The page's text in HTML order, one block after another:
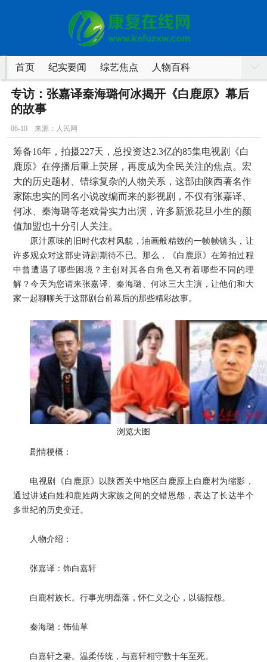
首页 纪实要闻 综艺焦点
人物百科
游戏资讯
靓图看点 访谈在线
舆情监督
网上举报
专访：张嘉译秦海璐何冰揭开《白鹿原》幕后
的故事
06-10 来源：人民网
筹备16年，拍摄227天，总投资达2.3亿的85集电视剧《白
鹿原》在停播后重上荧屏，再度成为全民关注的焦点。宏
大的历史题材、错综复杂的人物关系，这部由陕西著名作
家陈忠实的同名小说改编而来的影视剧，不仅有张嘉译、
何冰、秦海璐等老戏骨实力出演，许多新派花旦小生的颜
值加盟也十分引人关注。
原汁原味的旧时代农村风貌，油画般精致的一帧帧镜头，让
许多观众对这部史诗剧期待不已。那么，《白鹿原》在筹拍过程
中曾遭遇了哪些困境？主创对其各自角色又有着哪些不同的理
解？今天为您请来张嘉译、秦海璐、何冰三大主演，让他们和大
家一起聊聊关于这部剧台前幕后的那些精彩故事。
浏览大图
剧情梗概：
电视剧《白鹿原》以陕西关中地区白鹿原上白鹿村为缩影，
通过讲述白姓和鹿姓两大家族之间的交错恩怨，表达了长达半个
多世纪的历史变迁。
人物介绍：
张嘉译：饰白嘉轩
白鹿村族长。行事光明磊落，怀仁义之心，以德报怨。
秦海璐：饰仙草
白嘉轩之妻。温柔传统，与嘉轩相守数十年至死。